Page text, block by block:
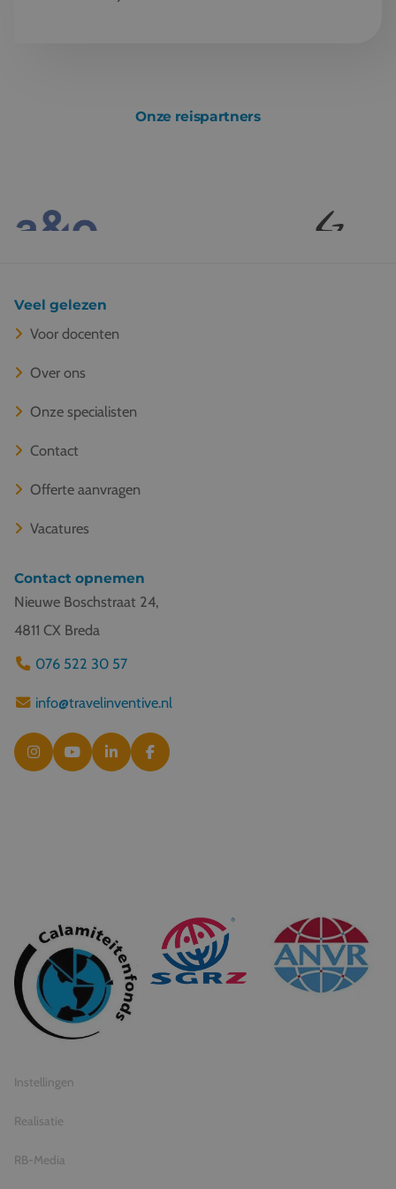
Onze reispartners
Veel gelezen
Voor docenten
Over ons
Onze specialisten
Contact
Offerte aanvragen
Vacatures
Contact opnemen
Nieuwe Boschstraat 24,
4811 CX Breda
076 522 30 57
info@travelinventive.nl
© 2026 Travel Inventive
Algemene voorwaarden
Privacy statement
Instellingen
Realisatie
RB-Media